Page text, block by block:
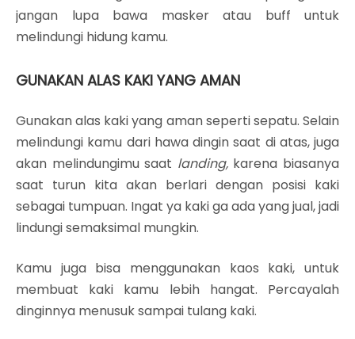
jangan lupa bawa masker atau buff untuk
melindungi hidung kamu.
GUNAKAN ALAS KAKI YANG AMAN
Gunakan alas kaki yang aman seperti sepatu. Selain
melindungi kamu dari hawa dingin saat di atas, juga
akan melindungimu saat landing, karena biasanya
saat turun kita akan berlari dengan posisi kaki
sebagai tumpuan. Ingat ya kaki ga ada yang jual, jadi
lindungi semaksimal mungkin.
Kamu juga bisa menggunakan kaos kaki, untuk
membuat kaki kamu lebih hangat. Percayalah
dinginnya menusuk sampai tulang kaki.